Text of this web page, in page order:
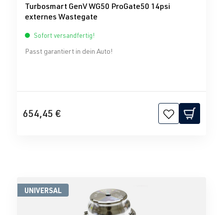
Turbosmart GenV WG50 ProGate50 14psi
externes Wastegate
Sofort versandfertig!
Passt garantiert in dein Auto!
654,45 €
UNIVERSAL